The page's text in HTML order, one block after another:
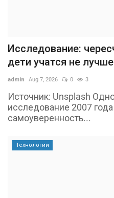
Исследование:
дети учатся не
admin Aug 7, 2026 0 3
Источник: Unsplash
исследование 2007 года
самоуверенность...
Технологии